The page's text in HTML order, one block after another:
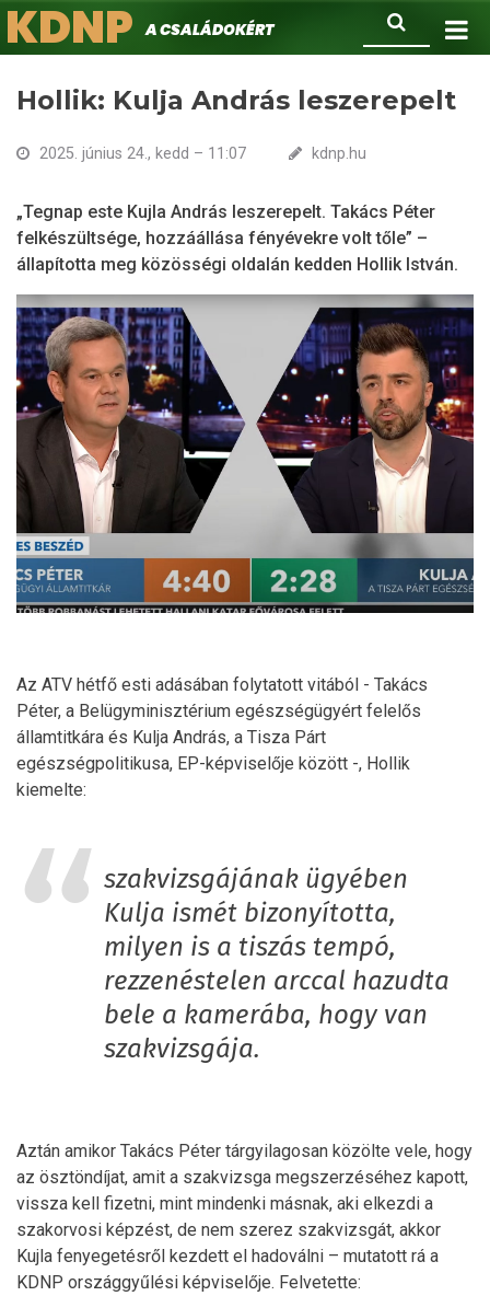
Ugrás
a
Keresés
KDNPA családokért.
Hollik: Kulja András leszerepelt
2025. június 24., kedd – 11:07 kdnp.hu
„Tegnap este Kujla András leszerepelt. Takács Péter
felkészültsége, hozzáállása fényévekre volt tőle” –
állapította meg közösségi oldalán kedden Hollik István.
Az ATV hétfő esti adásában folytatott vitából - Takács
Péter, a Belügyminisztérium egészségügyért felelős
államtitkára és Kulja András, a Tisza Párt
egészségpolitikusa, EP-képviselője között -, Hollik
kiemelte:
szakvizsgájának ügyében
Kulja ismét bizonyította,
milyen is a tiszás tempó,
rezzenéstelen arccal hazudta
bele a kamerába, hogy van
szakvizsgája.
Aztán amikor Takács Péter tárgyilagosan közölte vele, hogy
az ösztöndíjat, amit a szakvizsga megszerzéséhez kapott,
vissza kell fizetni, mint mindenki másnak, aki elkezdi a
szakorvosi képzést, de nem szerez szakvizsgát, akkor
Kujla fenyegetésről kezdett el hadoválni – mutatott rá a
KDNP országgyűlési képviselője. Felvetette: